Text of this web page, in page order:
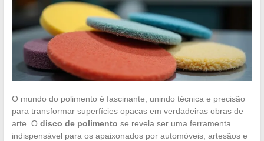
O mundo do polimento é fascinante, unindo técnica e precisão
para transformar superfícies opacas em verdadeiras obras de
arte. O disco de polimento se revela ser uma ferramenta
indispensável para os apaixonados por automóveis, artesãos e